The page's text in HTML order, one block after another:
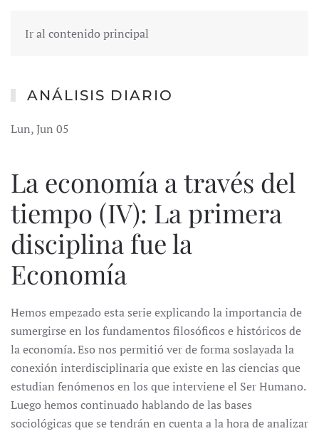
Ir al contenido principal
ANÁLISIS DIARIO
Lun, Jun 05
La economía a través del
tiempo (IV): La primera
disciplina fue la
Economía
Hemos empezado esta serie explicando la importancia de
sumergirse en los fundamentos filosóficos e históricos de
la economía. Eso nos permitió ver de forma soslayada la
conexión interdisciplinaria que existe en las ciencias que
estudian fenómenos en los que interviene el Ser Humano.
Luego hemos continuado hablando de las bases
sociológicas que se tendrán en cuenta a la hora de analizar